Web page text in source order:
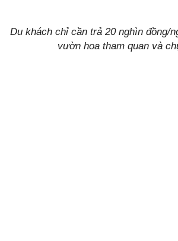
Du khách chỉ cần trả 20 nghìn đồng/
vườn hoa tham quan và